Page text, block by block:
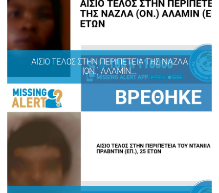
ΛΗΞΗ MISSING KID ALERT ΓΙΑ ΤΙΣ ΑΝΔΡΙΚΟΠΟΥΛΟΥ
ΑΡΤΕΜΙΣ, 9 ΕΤΩΝ ΚΑΙ ΑΝΔΡΙΚΟΠΟΥΛΟΥ ΑΦΡΟΔΙΤΗ, 9
ΕΤΩΝ
ΜΟΙΡΑΣΟΥ
ΤΩΡΑ
ΑΙΣΙΟ ΤΕΛΟΣ ΣΤΗΝ ΠΕΡΙΠΕΤΕΙΑ ΤΗΣ ΝΑΖΛΑ
(ΟΝ.) ΑΛΑΜΙΝ...
ΑΙΣΙΟ ΤΕΛΟΣ ΣΤΗΝ ΠΕΡΙΠΕΤΕΙΑ ΤΗΣ ΝΑΖΛΑ (ΟΝ.)
ΑΛΑΜΙΝ (ΕΠ.), 16 ΕΤΩΝ